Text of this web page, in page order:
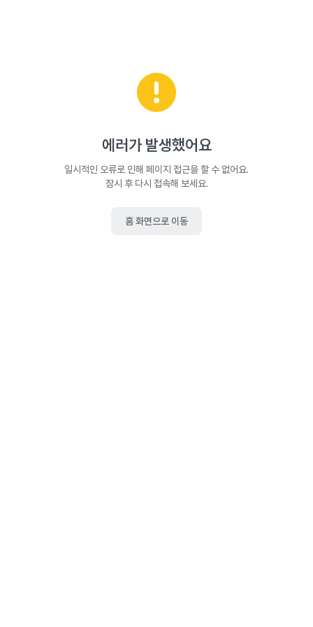
에러가 발생했어요
일시적인 오류로 인해 페이지 접근을 할 수 없어요.
잠시 후 다시 접속해 보세요.
홈 화면으로 이동